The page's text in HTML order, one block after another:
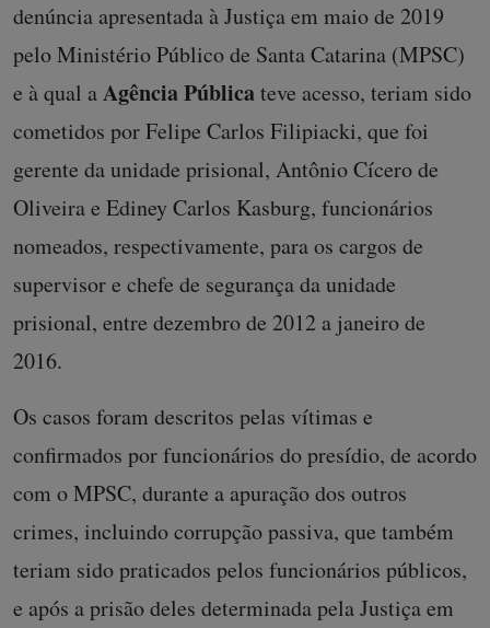
denúncia apresentada à Justiça em maio de 2019
pelo Ministério Público de Santa Catarina (MPSC)
e à qual aAgência Públicateve acesso, teriam sido
cometidos por Felipe Carlos Filipiacki, que foi
gerente da unidade prisional, Antônio Cícero de
Oliveira e Ediney Carlos Kasburg, funcionários
nomeados, respectivamente, para os cargos de
supervisor e chefe de segurança da unidade
prisional, entre dezembro de 2012 a janeiro de
2016.
Os casos foram descritos pelas vítimas e
confirmados por funcionários do presídio, de acordo
com o MPSC, durante a apuração dos outros
crimes, incluindo corrupção passiva, que também
teriam sido praticados pelos funcionários públicos,
e após a prisão deles determinada pela Justiça em